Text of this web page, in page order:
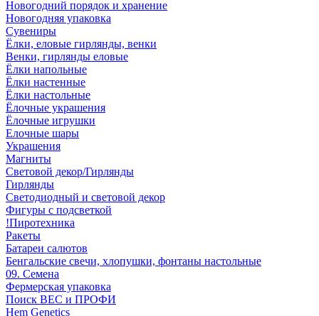
Новогодний порядок и хранение
Новогодняя упаковка
Сувениры
Ёлки, еловые гирлянды, венки
Венки, гирлянды еловые
Ёлки напольные
Ёлки настенные
Ёлки настольные
Ёлочные украшения
Ёлочные игрушки
Елочные шары
Украшения
Магниты
Световой декор/Гирлянды
Гирлянды
Светодиодный и световой декор
Фигуры с подсветкой
!Пиротехника
Ракеты
Батареи салютов
Бенгальские свечи, хлопушки, фонтаны настольные
09. Семена
Фермерская упаковка
Поиск ВЕС и ПРОФИ
Hem Genetics